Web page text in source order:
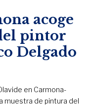
acoge
pintor
Delgado
en Carmona-
muestra de pintura del